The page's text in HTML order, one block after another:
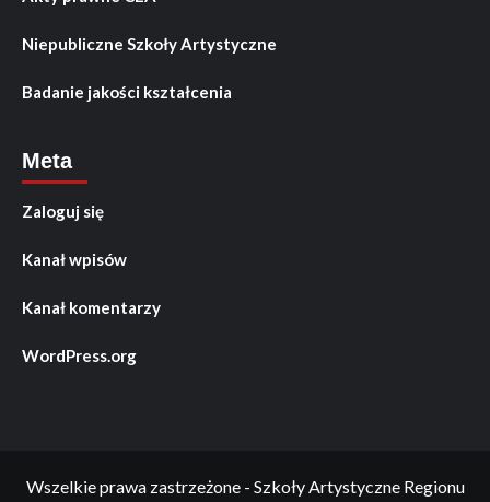
Niepubliczne Szkoły Artystyczne
Badanie jakości kształcenia
Meta
Zaloguj się
Kanał wpisów
Kanał komentarzy
WordPress.org
Wszelkie prawa zastrzeżone - Szkoły Artystyczne Regionu